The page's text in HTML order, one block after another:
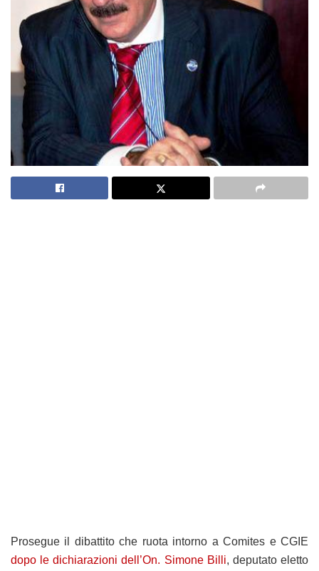
Prosegue il dibattito che ruota intorno a Comites e CGIE
dopo le dichiarazioni dell’On. Simone Billi, deputato eletto